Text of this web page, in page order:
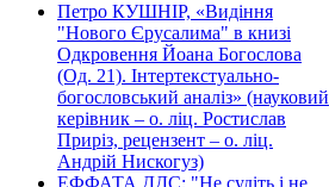
Петро КУШНІР, «Видіння
"Нового Єрусалима" в книзі
Одкровення Йоана Богослова
(Од. 21). Інтертекстуально-
богословський аналіз» (науковий
керівник – о. ліц. Ростислав
Приріз, рецензент – о. ліц.
Андрій Нискогуз)
ЕФФАТА ДДС: "Не судіть і не